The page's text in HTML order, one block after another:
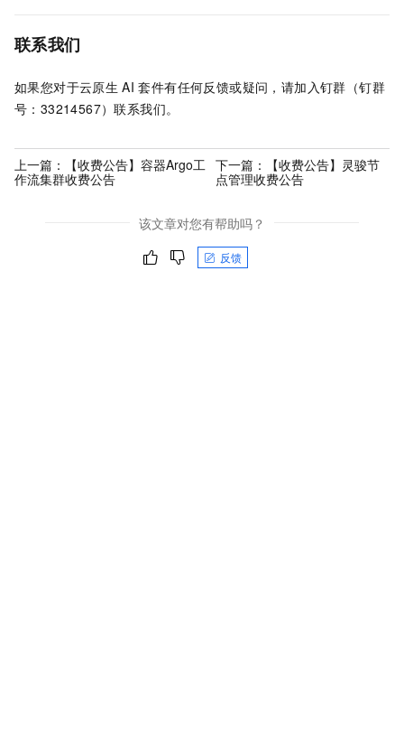
联系我们
如果您对于云原生 AI 套件有任何反馈或疑问，请加入钉群（钉群
号：33214567）联系我们。
上一篇：
【收费公告】容器Argo工
作流集群收费公告
下一篇：
【收费公告】灵骏节
点管理收费公告
该文章对您有帮助吗？
反馈